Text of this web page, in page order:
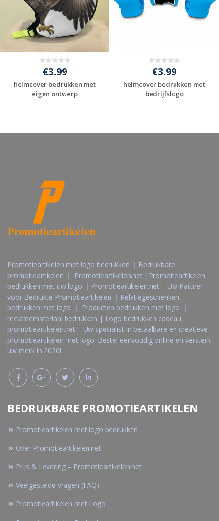
€3.99
helmcover bedrukken met
eigen ontwerp
€3.99
helmcover bedrukken met
bedrijfslogo
Promotieartikelen met logo bedrukken ｜Bedrukbare
promotieartikelen ｜ Promotieartikelen.net |Promotieartikelen
bedrukken met uw logo ｜Promotieartikelen.net – Uw Partner
voor Bedrukte Promotieartikelen ｜Relatiegeschenken
bedrukken met logo ｜ Producten bedrukken met logo ｜
reclamemateriaal bedrukken | Logo bedrukken cadeau
promotieartikelen.net – Uw specialist in betaalbare en creatieve
promotieartikelen met logo. Bestel eenvoudig online en versterk
uw merk in 2026!
BEDRUKBARE PROMOTIEARTIKELEN
Promotieartikelen met logo bedrukken
Over Promotieartikelen.net
Prijs & Levering – Promotieartikelen.net
Veelgestelde vragen (FAQ)
Promotieartikelen met Logo